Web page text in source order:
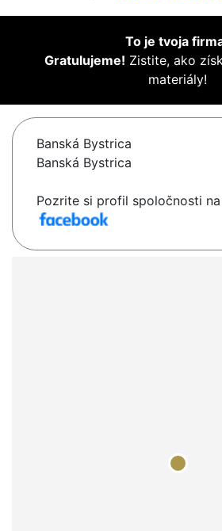
To je tvoja
Gratulujeme! Zistite, ako
materiály!
Banská Bystrica
Banská Bystrica
Pozrite si profil spoločnosti na